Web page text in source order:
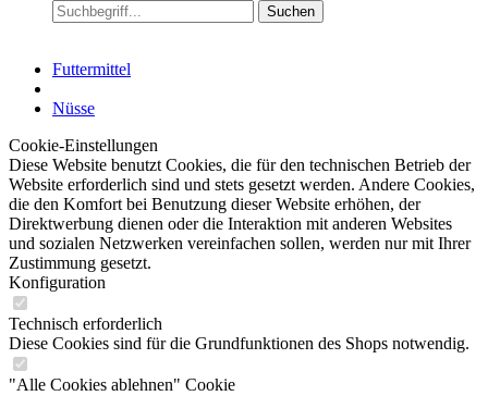
Suchen
Futtermittel
Nüsse
Cookie-Einstellungen
Diese Website benutzt Cookies, die für den technischen Betrieb der
Website erforderlich sind und stets gesetzt werden. Andere Cookies,
die den Komfort bei Benutzung dieser Website erhöhen, der
Direktwerbung dienen oder die Interaktion mit anderen Websites
und sozialen Netzwerken vereinfachen sollen, werden nur mit Ihrer
Zustimmung gesetzt.
Konfiguration
Technisch erforderlich
Diese Cookies sind für die Grundfunktionen des Shops notwendig.
"Alle Cookies ablehnen" Cookie